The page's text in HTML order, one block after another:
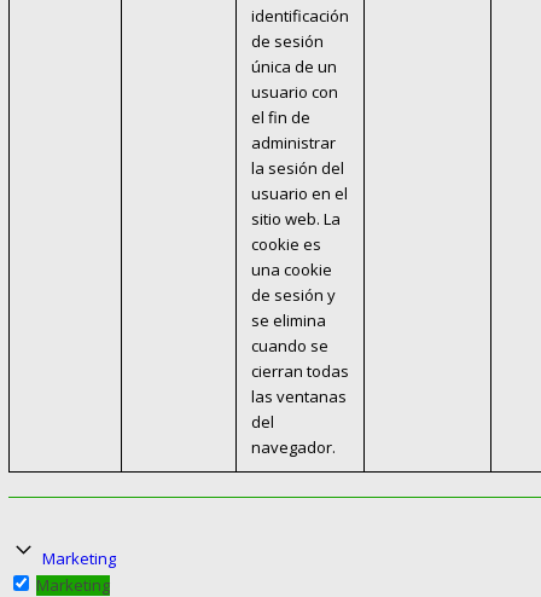
identificación
de sesión
única de un
usuario con
el fin de
administrar
la sesión del
usuario en el
sitio web. La
cookie es
una cookie
de sesión y
se elimina
cuando se
cierran todas
las ventanas
del
navegador.
Marketing
Marketing